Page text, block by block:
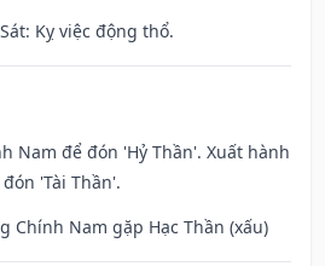
Kỵ việc động thổ.
Nam để đón 'Hỷ Thần'. Xuất hành
'Tài Thần'.
Chính Nam gặp Hạc Thần (xấu)